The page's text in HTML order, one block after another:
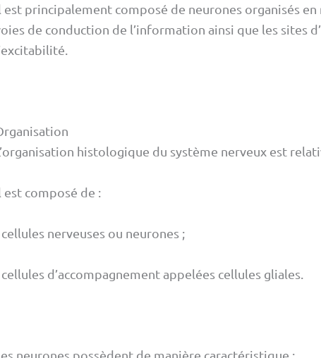
est principalement composé de neurones organisés
de conduction de l’information ainsi que les sites
histologique du système nerveux est
est composé de :
cellules nerveuses ou neurones ;
cellules d’accompagnement appelées cellules gliales.